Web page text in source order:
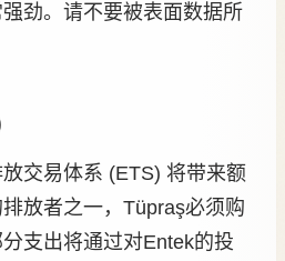
劲。请不要被表面数据所
交易体系 (ETS) 将带来额
放者之一，Tüpraş必须购
支出将通过对Entek的投